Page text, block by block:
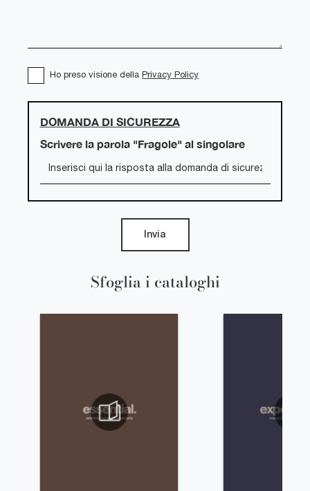
Sfoglia i cataloghi
Ho preso visione della Privacy Policy
DOMANDA DI SICUREZZA
Scrivere la parola "Fragole" al singolare
Invia